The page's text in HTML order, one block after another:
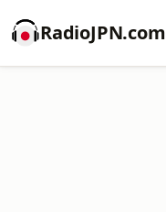
RadioJPN.com